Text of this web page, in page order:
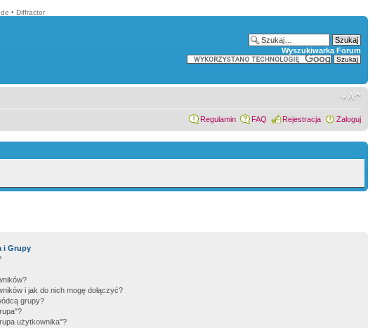
• Diffractor
Wyszukiwarka Forum
Regulamin FAQ Rejestracja Zaloguj
i Grupy
i jak do nich mogę dołączyć?
grupy?
użytkownika"?